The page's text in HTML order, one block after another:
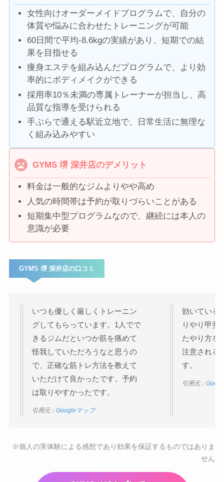
女性向けオーダーメイドプログラムで、自分の
体質や悩みに合わせたトレーニングが可能
60日間で平均-8.6kgの実績があり、短期での結
果を目指せる
痩身エステを組み込んだプログラムで、より効
率的にボディメイクができる
採用率10％未満の専属トレーナーが担当し、高
品質な指導を受けられる
手ぶらで通える駅近立地で、日常生活に無理な
く組み込みやすい
GYMS 堺 深井店のデメリット
料金は一般的なジムよりやや高め
人気の時間帯は予約が取りづらいことがある
短期集中型プログラムなので、継続には本人の
意識が必要
GYMS 堺 深井店の口コミ
いつも優しく厳しくトレーニン
グしてもらっています。1人でで
きるジムだといつか筋を痛めて
怪我していただろうなと思うの
で、正確な筋トレ方法を教えて
いただけて良かったです。予約
は取りやすかったです。
引用元： Googleマップ
効いている
りやり甲斐
たやり方を
注意される
す。
引用元：
※個人の実体験による感想であり効果を保証するものではありま
せん